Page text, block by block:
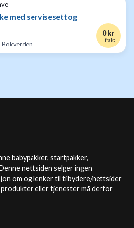
med servisesett og
Bokverden
0 kr
+ frakt
babypakker, startpakker,
nettsiden selger ingen
om og lenker til tilbydere/nettsider
produkter eller tjenester må derfor